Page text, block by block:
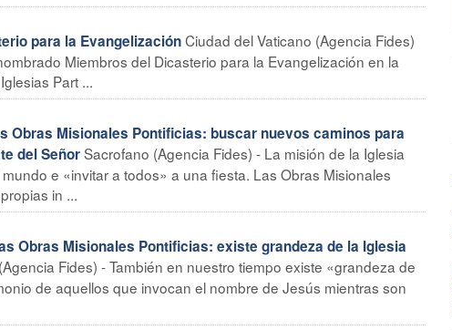
para la EvangelizaciónCiudad del Vaticano (Agencia Fides)
Miembros del Dicasterio para la Evangelización en la
Part ...
Obras Misionales Pontificias: buscar nuevos caminos para
del SeñorSacrofano (Agencia Fides) - La misión de la Iglesia
e «invitar a todos» a una fiesta. Las Obras Misionales
in ...
Obras Misionales Pontificias: existe grandeza de la Iglesia
Fides) - También en nuestro tiempo existe «grandeza de
de aquellos que invocan el nombre de Jesús mientras son